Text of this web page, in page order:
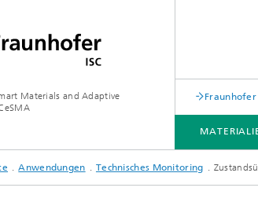
Materials and Adaptive
Fraunhofer
Anwendungen Technisches Monitoring